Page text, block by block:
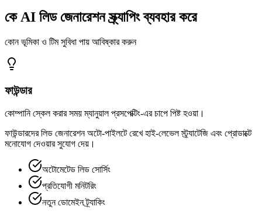
কে AI লিড জেনারেশন স্ক্র্যাপিং ব্যবহার করে
কোন ভূমিকা ও টিম সুবিধা পায় আবিষ্কার করুন
ফাউন্ডার
কোম্পানি স্কেল করার সময় ম্যানুয়াল প্রসপেক্টিং-এর চাপে পিষ্ট হওয়া।
ফাউন্ডারদের লিড জেনারেশন অটো-পাইলটে রেখে হাই-লেভেল স্ট্র্যাটেজি এবং প্রোডাক্টে
মনোযোগ দেওয়ার সুযোগ দেয়।
অটোমেটেড লিড সোর্সিং
প্রতিযোগী মনিটরিং
নতুন ডোমেইন ট্র্যাকিং